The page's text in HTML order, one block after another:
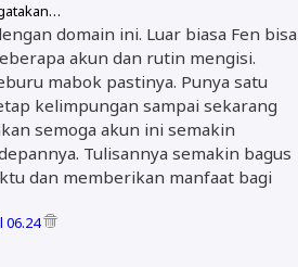
domain ini. Luar biasa Fen bisa
akun dan rutin mengisi.
mabok pastinya. Punya satu
kelimpungan sampai sekarang
semoga akun ini semakin
Tulisannya semakin bagus
dan memberikan manfaat bagi
06.24